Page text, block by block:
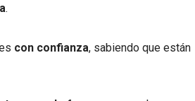
.
con confianza, sabiendo que están